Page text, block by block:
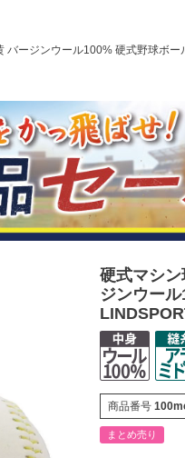
バージンウール100% 硬式野球ボー
硬式マシ
ジンウー
商品番号
まとめ売り